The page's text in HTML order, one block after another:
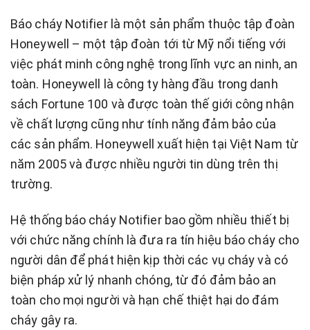
Báo cháy Notifier là một sản phẩm thuộc tập đoàn
Honeywell – một tập đoàn tới từ Mỹ nổi tiếng với
việc phát minh công nghệ trong lĩnh vực an ninh, an
toàn. Honeywell là công ty hàng đầu trong danh
sách Fortune 100 và được toàn thế giới công nhận
về chất lượng cũng như tính năng đảm bảo của
các sản phẩm. Honeywell xuất hiện tại Việt Nam từ
năm 2005 và được nhiều người tin dùng trên thị
trường.
Hệ thống báo cháy Notifier bao gồm nhiều thiết bị
với chức năng chính là đưa ra tín hiệu báo cháy cho
người dân để phát hiện kịp thời các vụ cháy và có
biện pháp xử lý nhanh chóng, từ đó đảm bảo an
toàn cho mọi người và hạn chế thiệt hại do đám
cháy gây ra.